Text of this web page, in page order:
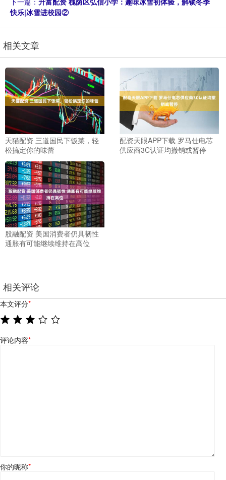
快乐|冰雪进校园②
相关文章
天猫配资 三道国民下饭菜，轻
松搞定你的味蕾
配资天眼APP下载 罗马仕电芯
供应商3C认证均撤销或暂停
股融配资 美国消费者仍具韧性
通胀有可能继续维持在高位
相关评论
本文评分*
评论内容*
你的昵称*